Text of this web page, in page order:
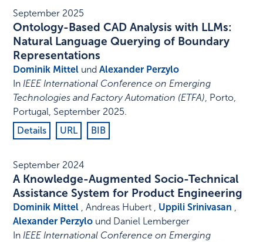
September 2025
Ontology-Based CAD Analysis with LLMs:
Natural Language Querying of Boundary
Representations
Dominik Mittel undAlexander Perzylo
InIEEE International Conference on Emerging
Technologies and Factory Automation (ETFA), Porto,
Portugal, September 2025.
Details
URL BIB
September 2024
A Knowledge-Augmented Socio-Technical
Assistance System for Product Engineering
Dominik Mittel , Andreas Hubert , Uppili Srinivasan ,
Alexander Perzylo und Daniel Lemberger
InIEEE International Conference on Emerging